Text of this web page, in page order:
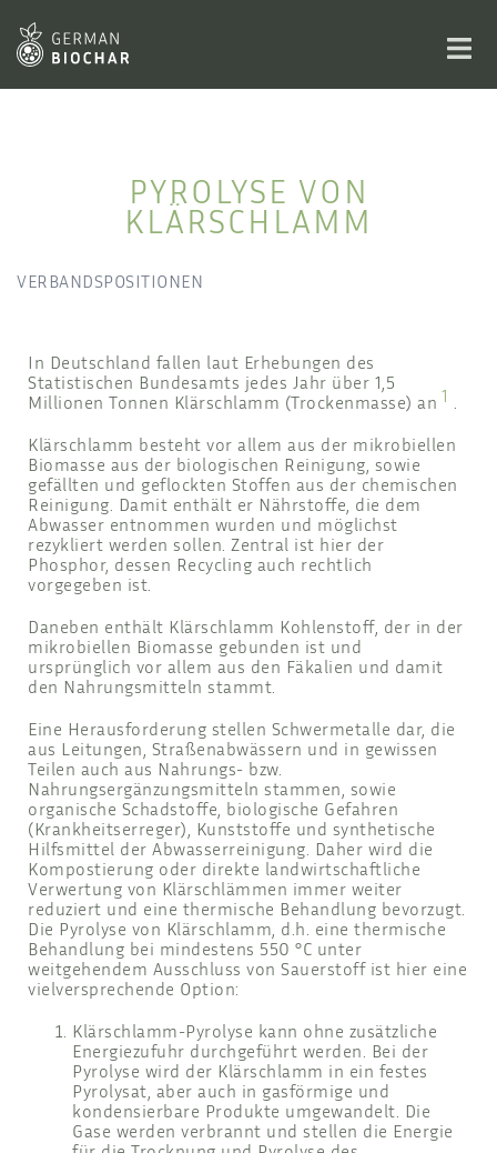
PYROLYSE VON
KLÄRSCHLAMM
VERBANDSPOSITIONEN
In Deutschland fallen laut Erhebungen des
Statistischen Bundesamts jedes Jahr über 1,5
Millionen Tonnen Klärschlamm (Trockenmasse) an
.
Klärschlamm besteht vor allem aus der mikrobiellen
Biomasse aus der biologischen Reinigung, sowie
gefällten und geflockten Stoffen aus der chemischen
Reinigung. Damit enthält er Nährstoffe, die dem
Abwasser entnommen wurden und möglichst
rezykliert werden sollen. Zentral ist hier der
Phosphor, dessen Recycling auch rechtlich
vorgegeben ist.
Daneben enthält Klärschlamm Kohlenstoff, der in der
mikrobiellen Biomasse gebunden ist und
ursprünglich vor allem aus den Fäkalien und damit
den Nahrungsmitteln stammt.
Eine Herausforderung stellen Schwermetalle dar, die
aus Leitungen, Straßenabwässern und in gewissen
Teilen auch aus Nahrungs- bzw.
Nahrungsergänzungsmitteln stammen, sowie
organische Schadstoffe, biologische Gefahren
(Krankheitserreger), Kunststoffe und synthetische
Hilfsmittel der Abwasserreinigung. Daher wird die
Kompostierung oder direkte landwirtschaftliche
Verwertung von Klärschlämmen immer weiter
reduziert und eine thermische Behandlung bevorzugt.
Die Pyrolyse von Klärschlamm, d.h. eine thermische
Behandlung bei mindestens 550 °C unter
weitgehendem Ausschluss von Sauerstoff ist hier eine
vielversprechende Option:
Klärschlamm-Pyrolyse kann ohne zusätzliche
Energiezufuhr durchgeführt werden. Bei der
Pyrolyse wird der Klärschlamm in ein festes
Pyrolysat, aber auch in gasförmige und
kondensierbare Produkte umgewandelt. Die
Gase werden verbrannt und stellen die Energie